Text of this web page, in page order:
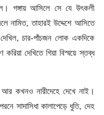
গঙ্গায় আসিলে সে যে উৎকলী
নামিত, তাহারই উদ্দেশে আসিতে
দেখিল, চার-পাঁচজন লোক একদিকে
দেখিতে গিয়া বিস্ময়ে স্তব্ধ
কখনও নারীদেহে দেখে নাই।
সাদাসিধা কালাপেড়ে ধুতি, দেহ